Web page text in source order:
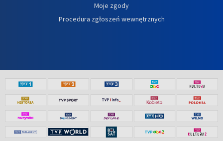
Moje zgody
Procedura zgłoszeń wewnętrznych